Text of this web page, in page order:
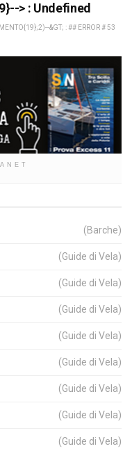
> : Undefined
&GT; : ## ERROR # 53
(Barche)
(Guide di Vela)
(Guide di Vela)
(Guide di Vela)
(Guide di Vela)
(Guide di Vela)
(Guide di Vela)
(Guide di Vela)
(Guide di Vela)